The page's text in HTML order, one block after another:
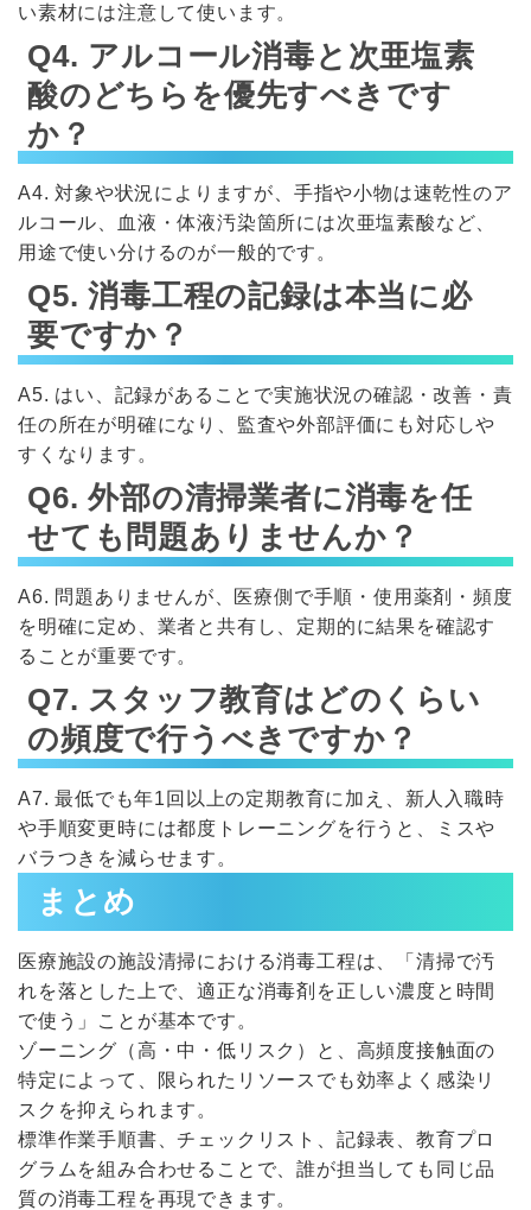
い素材には注意して使います。
Q4. アルコール消毒と次亜塩素
酸のどちらを優先すべきです
か？
A4. 対象や状況によりますが、手指や小物は速乾性のア
ルコール、血液・体液汚染箇所には次亜塩素酸など、
用途で使い分けるのが一般的です。
Q5. 消毒工程の記録は本当に必
要ですか？
A5. はい、記録があることで実施状況の確認・改善・責
任の所在が明確になり、監査や外部評価にも対応しや
すくなります。
Q6. 外部の清掃業者に消毒を任
せても問題ありませんか？
A6. 問題ありませんが、医療側で手順・使用薬剤・頻度
を明確に定め、業者と共有し、定期的に結果を確認す
ることが重要です。
Q7. スタッフ教育はどのくらい
の頻度で行うべきですか？
A7. 最低でも年1回以上の定期教育に加え、新人入職時
や手順変更時には都度トレーニングを行うと、ミスや
バラつきを減らせます。
まとめ
医療施設の施設清掃における消毒工程は、「清掃で汚
れを落とした上で、適正な消毒剤を正しい濃度と時間
で使う」ことが基本です。
ゾーニング（高・中・低リスク）と、高頻度接触面の
特定によって、限られたリソースでも効率よく感染リ
スクを抑えられます。
標準作業手順書、チェックリスト、記録表、教育プロ
グラムを組み合わせることで、誰が担当しても同じ品
質の消毒工程を再現できます。